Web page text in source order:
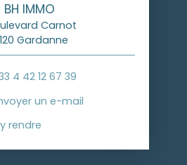
BH IMMO
Carnot
Gardanne
4 42 12 67 39
un e-mail
rendre